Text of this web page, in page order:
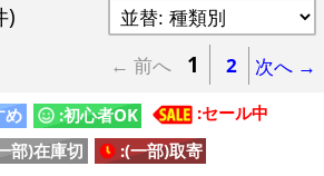
)
← 前へ 1 2 次へ →
め :初心者OK
:セール中
部)在庫切 :(一部)取寄